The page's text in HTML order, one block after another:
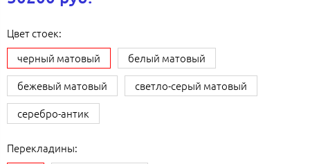
Цвет стоек:
черный матовый
белый матовый
бежевый матовый
светло-серый матовый
серебро-антик
Перекладины: